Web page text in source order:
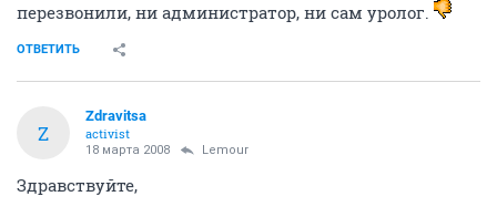
перезвонили, ни администратор, ни сам уролог.
ОТВЕТИТЬ
Z
Zdravitsa
activist
18 марта 2008 Lemour
Здравствуйте,